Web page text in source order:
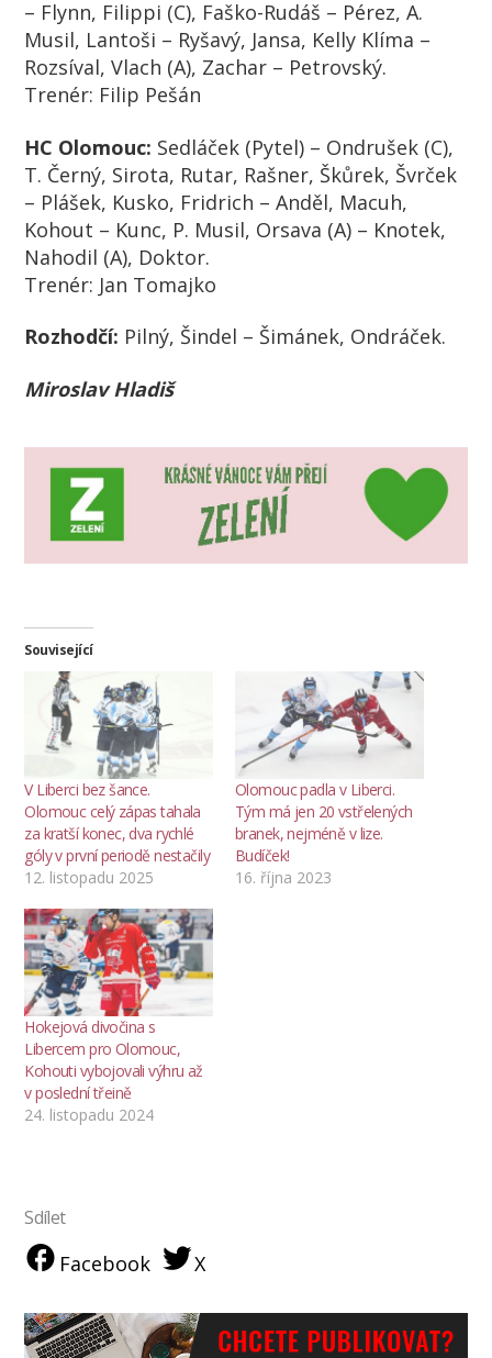
– Flynn, Filippi (C), Faško-Rudáš – Pérez, A.
Musil, Lantoši – Ryšavý, Jansa, Kelly Klíma –
Rozsíval, Vlach (A), Zachar – Petrovský.
Trenér: Filip Pešán
HC Olomouc: Sedláček (Pytel) – Ondrušek (C),
T. Černý, Sirota, Rutar, Rašner, Škůrek, Švrček
– Plášek, Kusko, Fridrich – Anděl, Macuh,
Kohout – Kunc, P. Musil, Orsava (A) – Knotek,
Nahodil (A), Doktor.
Trenér: Jan Tomajko
Rozhodčí: Pilný, Šindel – Šimánek, Ondráček.
Miroslav Hladiš
Související
V Liberci bez šance.
Olomouc celý zápas tahala
za kratší konec, dva rychlé
góly v první periodě nestačily
12. listopadu 2025
Olomouc padla v Liberci.
Tým má jen 20 vstřelených
branek, nejméně v lize.
Budíček!
16. října 2023
Hokejová divočina s
Libercem pro Olomouc,
Kohouti vybojovali výhru až
v poslední třeině
24. listopadu 2024
Sdílet
Facebook X